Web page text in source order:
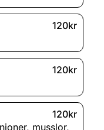
120kr
120kr
120kr
, musslor,